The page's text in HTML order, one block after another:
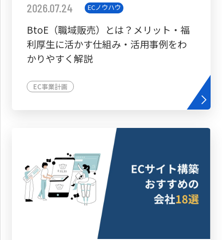
2026.07.24 ECノウハウ
BtoE（職域販売）とは？メリット・福
利厚生に活かす仕組み・活用事例をわ
かりやすく解説
EC事業計画